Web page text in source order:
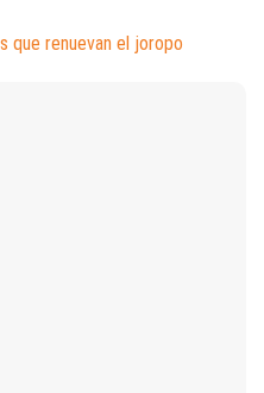
que renuevan el joropo